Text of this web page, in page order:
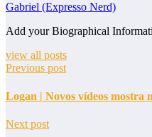
Gabriel (Expresso Nerd)
Add your Biographical
view all posts
Previous post
Logan | Novos vídeos mostra
Next post